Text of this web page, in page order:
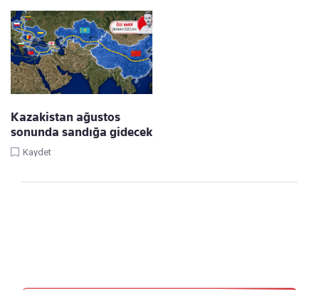
Kazakistan ağustos
sonunda sandığa gidecek
Kaydet